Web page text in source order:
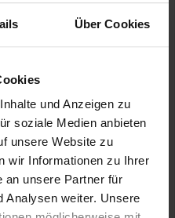
Über Cookies
und Anzeigen zu
soziale Medien anbieten
unsere Website zu
wir Informationen zu Ihrer
an unsere Partner für
Analysen weiter. Unsere